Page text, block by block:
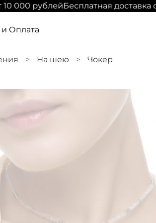
000 рублейБесплатная доставка
и Оплата
На шею Чокер